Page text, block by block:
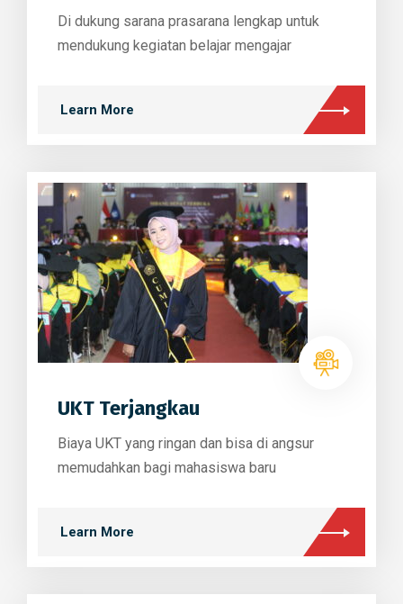
Di dukung sarana prasarana lengkap untuk
mendukung kegiatan belajar mengajar
Learn More
UKT Terjangkau
Biaya UKT yang ringan dan bisa di angsur
memudahkan bagi mahasiswa baru
Learn More